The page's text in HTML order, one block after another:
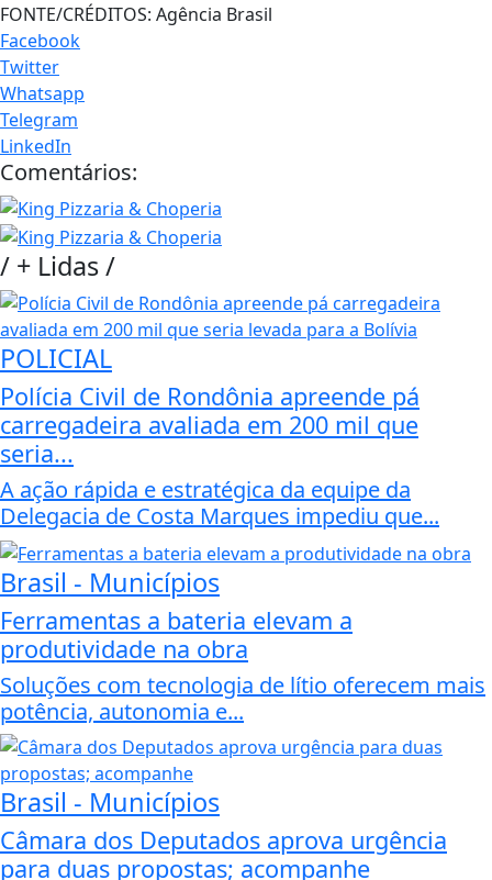
FONTE/CRÉDITOS: Agência Brasil
Facebook
Twitter
Whatsapp
Telegram
LinkedIn
Comentários:
/ + Lidas/
POLICIAL
Polícia Civil de Rondônia apreende pá
carregadeira avaliada em 200 mil que
seria...
A ação rápida e estratégica da equipe da
Delegacia de Costa Marques impediu que...
Brasil - Municípios
Ferramentas a bateria elevam a
produtividade na obra
Soluções com tecnologia de lítio oferecem mais
potência, autonomia e...
Brasil - Municípios
Câmara dos Deputados aprova urgência
para duas propostas; acompanhe